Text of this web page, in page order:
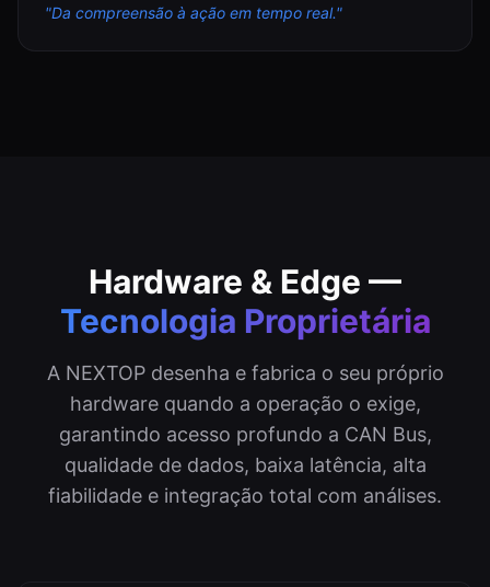
"Da compreensão à ação em tempo real."
Hardware & Edge —
Tecnologia Proprietária
A NEXTOP desenha e fabrica o seu próprio
hardware quando a operação o exige,
garantindo acesso profundo a CAN Bus,
qualidade de dados, baixa latência, alta
fiabilidade e integração total com análises.